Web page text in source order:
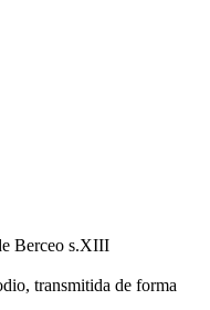
Berceo s.XIII
transmitida de forma